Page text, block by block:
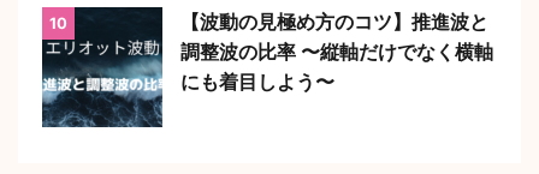
10
【波動の見極め方のコツ】推進波と
調整波の比率 〜縦軸だけでなく横軸
にも着目しよう〜